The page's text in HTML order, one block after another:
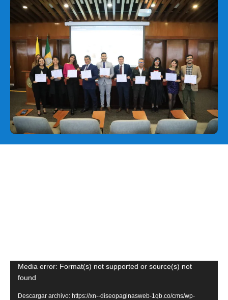
Reproductor
de
Media error: Format(s) not supported or source(s) not
found
Descargar archivo: https://xn--diseopaginasweb-1qb.co/cms/wp-